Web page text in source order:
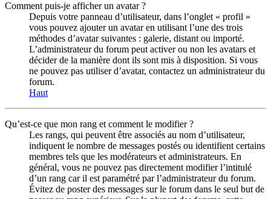
Comment puis-je afficher un avatar ?
Depuis votre panneau d’utilisateur, dans l’onglet « profil »
vous pouvez ajouter un avatar en utilisant l’une des trois
méthodes d’avatar suivantes : galerie, distant ou importé.
L’administrateur du forum peut activer ou non les avatars et
décider de la manière dont ils sont mis à disposition. Si vous
ne pouvez pas utiliser d’avatar, contactez un administrateur du
forum.
Haut
Qu’est-ce que mon rang et comment le modifier ?
Les rangs, qui peuvent être associés au nom d’utilisateur,
indiquent le nombre de messages postés ou identifient certains
membres tels que les modérateurs et administrateurs. En
général, vous ne pouvez pas directement modifier l’intitulé
d’un rang car il est paramétré par l’administrateur du forum.
Évitez de poster des messages sur le forum dans le seul but de